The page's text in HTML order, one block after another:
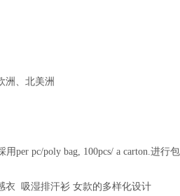
洲、北美洲
per pc/poly bag, 100pcs/ a carton.进行
衣 吸湿排汗衫 女款的多样化设计